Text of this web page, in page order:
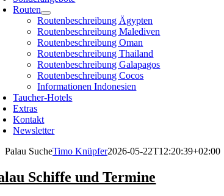
Routen
Routenbeschreibung Ägypten
Routenbeschreibung Malediven
Routenbeschreibung Oman
Routenbeschreibung Thailand
Routenbeschreibung Galapagos
Routenbeschreibung Cocos
Informationen Indonesien
Taucher-Hotels
Extras
Kontakt
Newsletter
Palau SucheTimo Knüpfer2026-05-22T12:20:39+02:00
Schiffe und Termine